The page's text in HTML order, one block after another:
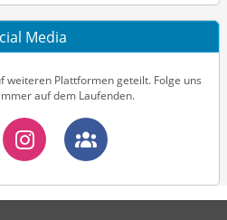
Media
weiteren Plattformen geteilt. Folge uns
auf dem Laufenden.